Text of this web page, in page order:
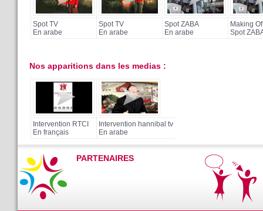
Spot TV
En arabe
Spot TV
En arabe
Spot ZABA
En arabe
Making Of
Spot
Nos apparitions dans les medias :
Intervention RTCI
En français
Intervention hannibal tv
En arabe
PARTENAIRES